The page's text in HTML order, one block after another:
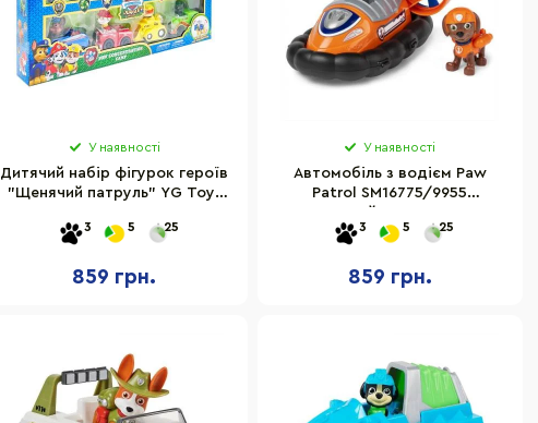
У наявності
Дитячий набір фігурок героїв
"Щенячий патруль" YG Toys
3 5 25
859 грн.
У наявності
Aвтомобіль з водієм Paw
Patrol SM16775/9955
3 5 25
859 грн.